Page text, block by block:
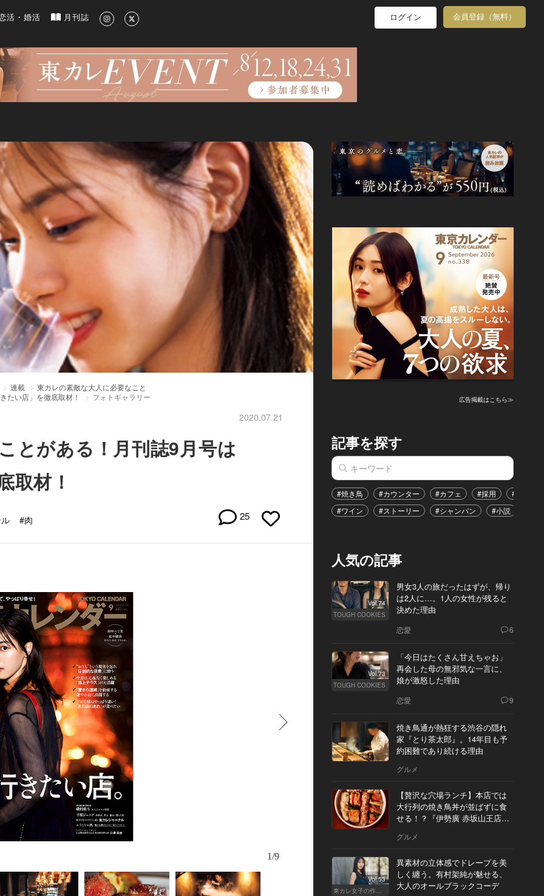
ルメ、洗練されたライフスタイル情報
活・婚活 月刊誌 ログイン 会員登録（無料）
連載
東カレの素敵な大人に必要なこと
たい店」を徹底取材！
フォトギャラリー
2020.07.21
とがある！月刊誌9月号は
取材！
#肉 25
1/9
広告掲載はこちら≫
記事を探す
#焼き鳥 #カウンター #カフェ #採用
#恋愛
#ワイン
#ストーリー #シャンパン #小説
人気の記事
Vol.74
TOUGH COOKIES
男女3人の旅だったはずが、帰り
は2人に…。1人の女性が残ると
決めた理由
恋愛 6
Vol.73
TOUGH COOKIES
「今日はたくさん甘えちゃお」
再会した母の無邪気な一言に、
娘が激怒した理由
恋愛 9
焼き鳥通が熱狂する渋谷の隠れ
家『とり茶太郎』。14年目も予
約困難であり続ける理由
グルメ
【贅沢な穴場ランチ】本店では
大行列の焼き鳥丼が並ばずに食
せる！？『伊勢廣 赤坂山王店』
グルメ
Vol.53
東カレ女子の作り方
異素材の立体感でドレープを美
しく纏う。有村架純が魅せる、
大人のオールブラックコーデ